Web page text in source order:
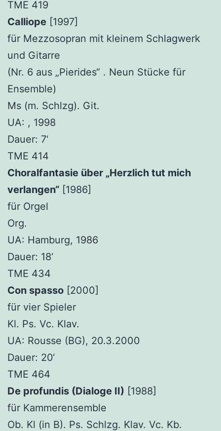
TME 419
Calliope [1997]
für Mezzosopran mit kleinem Schlagwerk
und Gitarre
(Nr. 6 aus „Pierides“ . Neun Stücke für
Ensemble)
Ms (m. Schlzg). Git.
UA: , 1998
Dauer: 7‘
TME 414
Choralfantasie über „Herzlich tut mich
verlangen“ [1986]
für Orgel
Org.
UA: Hamburg, 1986
Dauer: 18‘
TME 434
Con spasso [2000]
für vier Spieler
Kl. Ps. Vc. Klav.
UA: Rousse (BG), 20.3.2000
Dauer: 20‘
TME 464
De profundis (Dialoge II) [1988]
für Kammerensemble
Ob. Kl (in B). Ps. Schlzg. Klav. Vc. Kb.